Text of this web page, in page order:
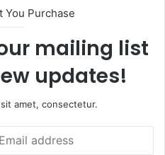
You Purchase
mailing list
updates!
amet, consectetur.